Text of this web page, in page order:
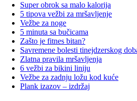
Super obrok sa malo kalorija
5 tipova vežbi za mršavljenje
Vežbe za noge
5 minuta sa bučicama
Zašto je fitnes bitan?
Savremene bolesti tinejdzerskog
Zlatna pravila mršavljenja
6 vežbi za bikini liniju
Vežbe za zadnju ložu kod kuće
Plank izazov – izdržaj